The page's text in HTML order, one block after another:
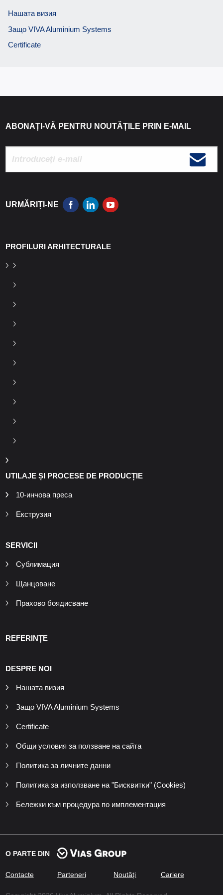
Нашата визия
Защо VIVA Aluminium Systems
Certificate
ABONAȚI-VĂ PENTRU NOUTĂȚILE PRIN E-MAIL
URMĂRIȚI-NE
PROFILURI ARHITECTURALE
UTILAJE ȘI PROCESE DE PRODUCȚIE
10-инчова преса
Екструзия
SERVICII
Сублимация
Щанцоване
Прахово боядисване
REFERINȚE
DESPRE NOI
Нашата визия
Защо VIVA Aluminium Systems
Certificate
Общи условия за ползване на сайта
Политика за личните данни
Политика за използване на "Бисквитки" (Cookies)
Бележки към процедура по имплементация
O PARTE DIN
Contacte Parteneri Noutăți Cariere